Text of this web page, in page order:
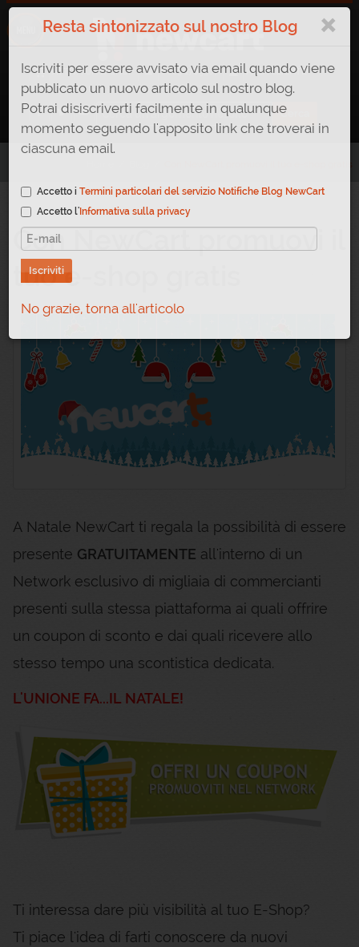
ATTIVA UN E-SHOP 0823 1765307 AREA CLIENTE
Con NewCart promuovi il
tuo e-shop gratis
A Natale NewCart ti regala la possibilità di essere
presente GRATUITAMENTE all'interno di un
Network esclusivo di migliaia di commercianti
presenti sulla stessa piattaforma ai quali offrire
un coupon di sconto e dai quali ricevere allo
stesso tempo una scontistica dedicata.
L'UNIONE FA...IL NATALE!
Ti interessa dare più visibilità al tuo E-Shop?
Ti piace l'idea di farti conoscere da nuovi
×
Resta sintonizzato sul nostro Blog
Iscriviti per essere avvisato via email quando viene
pubblicato un nuovo articolo sul nostro blog.
Potrai disiscriverti facilmente in qualunque
momento seguendo l'apposito link che troverai in
ciascuna email.
Accetto i Termini particolari del servizio Notifiche Blog NewCart
Accetto l' Informativa sulla privacy
Iscriviti
No grazie, torna all'articolo